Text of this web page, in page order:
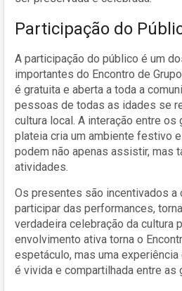
Participação do
A participação do público é um
importantes do Encontro de
é gratuita e aberta a toda a
pessoas de todas as idades se
cultura local. A interação entre
plateia cria um ambiente festivo
podem não apenas assistir, mas
atividades.
Os presentes são incentivados a
participar das performances,
verdadeira celebração da cultura
envolvimento ativa torna o
espetáculo, mas uma
é vivida e compartilhada entre as